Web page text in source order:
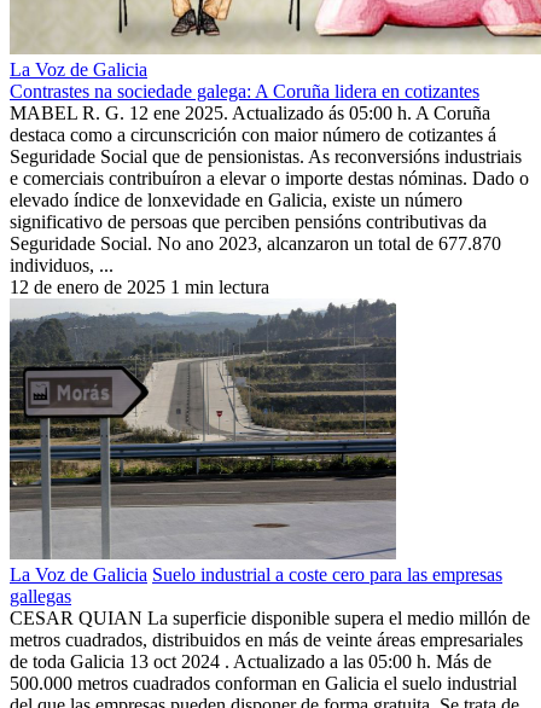
La Voz de Galicia
Contrastes na sociedade galega: A Coruña lidera en cotizantes
MABEL R. G. 12 ene 2025. Actualizado ás 05:00 h. A Coruña
destaca como a circunscrición con maior número de cotizantes á
Seguridade Social que de pensionistas. As reconversións industriais
e comerciais contribuíron a elevar o importe destas nóminas. Dado o
elevado índice de lonxevidade en Galicia, existe un número
significativo de persoas que perciben pensións contributivas da
Seguridade Social. No ano 2023, alcanzaron un total de 677.870
individuos, ...
12 de enero de 2025 1 min lectura
La Voz de Galicia Suelo industrial a coste cero para las empresas
gallegas
CESAR QUIAN La superficie disponible supera el medio millón de
metros cuadrados, distribuidos en más de veinte áreas empresariales
de toda Galicia 13 oct 2024 . Actualizado a las 05:00 h. Más de
500.000 metros cuadrados conforman en Galicia el suelo industrial